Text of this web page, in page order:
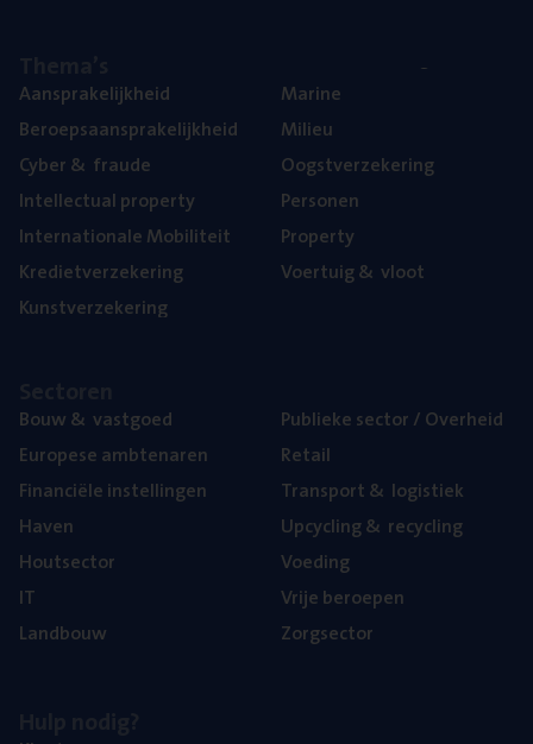
Aan­spra­ke­lijk­heid
Beroeps­aan­spra­ke­lijk­heid
Cyber& fraude
Intel­lec­tu­al property
Inter­na­ti­o­na­le Mobiliteit
Kre­diet­ver­ze­ke­ring
Kunst­ver­ze­ke­ring
Mari­ne
Mili­eu
Oogst­ver­ze­ke­ring
Per­so­nen
Pro­per­ty
Voer­tuig& vloot
Bouw& vastgoed
Euro­pe­se ambtenaren
Finan­ci­ë­le instellingen
Haven
Hout­sec­tor
IT
Land­bouw
Publie­ke sec­tor / Overheid
Retail
Trans­port& logistiek
Upcy­cling& recycling
Voe­ding
Vrije beroe­pen
Zorg­sec­tor